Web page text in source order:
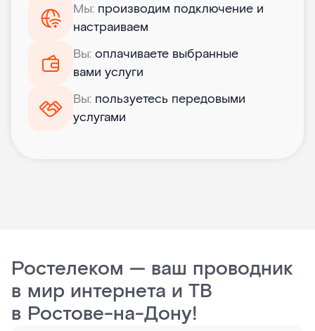
Мы: производим подключение и
настраиваем
Вы: оплачиваете выбранные
вами услуги
Вы: пользуетесь передовыми
услугами
Ростелеком — ваш проводник
в мир интернета и ТВ
в Ростове-на-Дону!